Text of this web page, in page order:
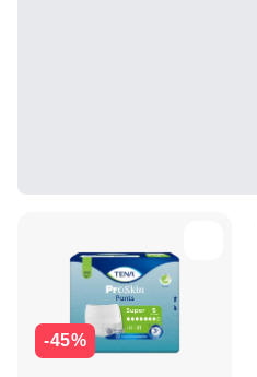
-45%